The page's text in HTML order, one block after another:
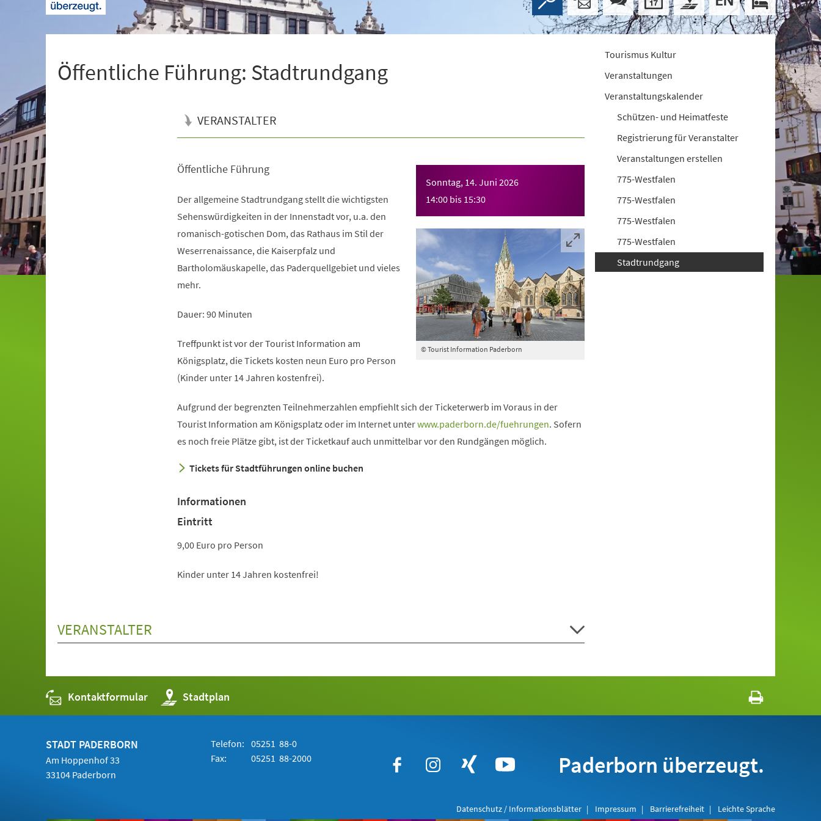
Öffentliche Führung: Stadtrundgang
VERANSTALTER
Sonntag, 14. Juni 2026
14:00 bis 15:30
Öffentliche Führung
© Tourist Information Paderborn
Der allgemeine Stadtrundgang stellt die wichtigsten
Sehenswürdigkeiten in der Innenstadt vor, u.a. den
romanisch-gotischen Dom, das Rathaus im Stil der
Weserrenaissance, die Kaiserpfalz und
Bartholomäuskapelle, das Paderquellgebiet und vieles
mehr.
Dauer: 90 Minuten
Treffpunkt ist vor der Tourist Information am
Königsplatz, die Tickets kosten neun Euro pro Person
(Kinder unter 14 Jahren kostenfrei).
Aufgrund der begrenzten Teilnehmerzahlen empfiehlt sich der Ticketerwerb im Voraus in der
Tourist Information am Königsplatz oder im Internet unterwww.paderborn.de/fuehrungen. Sofern
es noch freie Plätze gibt, ist der Ticketkauf auch unmittelbar vor den Rundgängen möglich.
Tickets für Stadtführungen online buchen
Informationen
Eintritt
9,00 Euro pro Person
Kinder unter 14 Jahren kostenfrei!
VERANSTALTER
Tourismus Kultur
Veranstaltungen
Veranstaltungskalender
Schützen- und Heimatfeste
Registrierung für Veranstalter
Veranstaltungen erstellen
775-Westfalen
775-Westfalen
775-Westfalen
775-Westfalen
Stadtrundgang
Kontaktformular Stadtplan
(Öffnet
in
einem
STADT PADERBORN
Am Hoppenhof 33
33104 Paderborn
Telefon: 05251 88-0
Fax:
05251 88-2000 Paderborn überzeugt.
Datenschutz / Informationsblätter Impressum Barrierefreiheit Leichte Sprache